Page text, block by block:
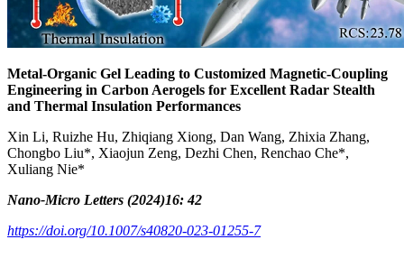
Metal-Organic Gel Leading to Customized Magnetic-Coupling
Engineering in Carbon Aerogels for Excellent Radar Stealth
and Thermal Insulation Performances
Xin Li, Ruizhe Hu, Zhiqiang Xiong, Dan Wang, Zhixia Zhang,
Chongbo Liu*, Xiaojun Zeng, Dezhi Chen, Renchao Che*,
Xuliang Nie*
Nano-Micro Letters (2024)16: 42
https://doi.org/10.1007/s40820-023-01255-7